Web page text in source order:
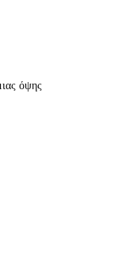
όψης